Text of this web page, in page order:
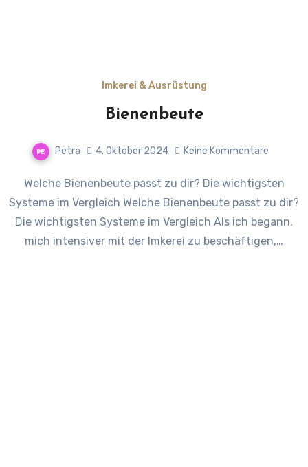
Imkerei & Ausrüstung
Bienenbeute
Petra 4. Oktober 2024 Keine Kommentare
Welche Bienenbeute passt zu dir? Die wichtigsten
Systeme im Vergleich Welche Bienenbeute passt zu dir?
Die wichtigsten Systeme im Vergleich Als ich begann,
mich intensiver mit der Imkerei zu beschäftigen,…